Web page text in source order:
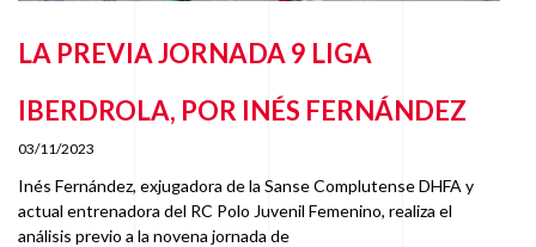
LA PREVIA JORNADA 9 LIGA
IBERDROLA, POR INÉS FERNÁNDEZ
03/11/2023
Inés Fernández, exjugadora de la Sanse Complutense DHFA y
actual entrenadora del RC Polo Juvenil Femenino, realiza el
análisis previo a la novena jornada de